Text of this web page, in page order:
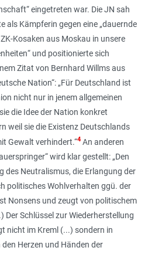
“ eingetreten war. Die JN sah
als Kämpferin gegen eine „dauernde
Kosaken aus Moskau in unsere
“ und positionierte sich
Zitat von Bernhard Willms aus
Nation“: „Für Deutschland ist
nicht nur in jenem allgemeinen
die Idee der Nation konkret
weil sie die Existenz Deutschlands
Gewalt verhindert.“4An anderen
wird klar gestellt: „Den
des Neutralismus, die Erlangung der
politisches Wohlverhalten ggü. der
Nonsens und zeugt von politischem
Der Schlüssel zur Wiederherstellung
nicht im Kreml (...) sondern in
Herzen und Händen der